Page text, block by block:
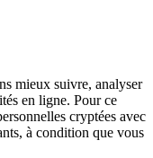
mieux suivre, analyser
en ligne. Pour ce
cryptées avec
à condition que vous